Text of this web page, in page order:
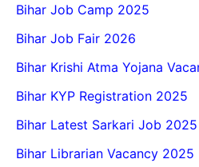
Bihar Job Camp 2025
Bihar Job Fair 2026
Bihar Krishi Atma Yojana
Bihar KYP Registration 2025
Bihar Latest Sarkari Job 2025
Bihar Librarian Vacancy 2025
BPSC
4.0
Date,